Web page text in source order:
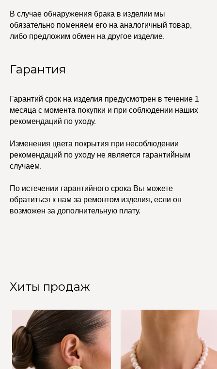
В случае обнаружения брака в изделии мы
обязательно поменяем его на аналогичный товар,
либо предложим обмен на другое изделие.
Гарантия
Гарантий срок на изделия предусмотрен в течение 1
месяца с момента покупки и при соблюдении наших
рекомендаций по уходу.
Изменения цвета покрытия при несоблюдении
рекомендаций по уходу не является гарантийным
случаем.
По истечении гарантийного срока Вы можете
обратиться к нам за ремонтом изделия, если он
возможен за дополнительную плату.
Хиты продаж
© 2021-2025 Edalinjewelry. Все права защищены.